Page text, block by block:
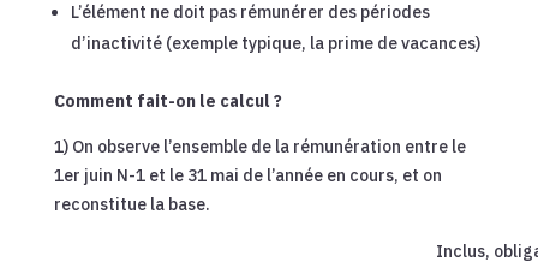
L’élément ne doit pas rémunérer des périodes
d’inactivité (exemple typique, la prime de vacances)
Comment fait-on le calcul ?
1) On observe l’ensemble de la rémunération entre le
1er juin N-1 et le 31 mai de l’année en cours, et on
reconstitue la base.
Inclus,